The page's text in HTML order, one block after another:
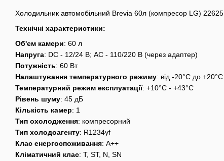
Холодильник автомобільний Brevia 60л (компресор LG) 22625
Технічні характеристики:
Об'єм камери: 60 л
Напруга: DC - 12/24 В; AC - 110/220 В (через адаптер)
Потужність: 60 Вт
Налаштування температурного режиму: від -20°C до +20°C
Температурний режим експлуатації: +10°C - +43°C
Рівень шуму: 45 дБ
Кількість камер: 1
Тип охолодження: компресорний
Тип холодоагенту: R1234yf
Клас енергоспоживання: А++
Кліматичний клас: T, ST, N, SN